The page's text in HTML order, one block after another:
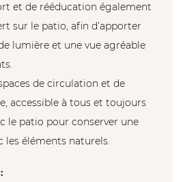
et de rééducation également
sur le patio, afin d’apporter
lumière et une vue agréable
de circulation et de
accessible à tous et toujours
le patio pour conserver une
les éléments naturels.